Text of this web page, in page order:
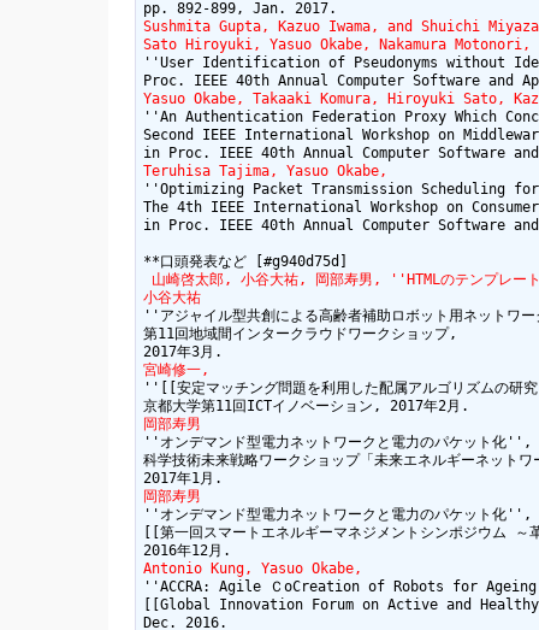
Sushmita Gupta, Kazuo Iwama, and Shuichi
Sato Hiroyuki, Yasuo Okabe, Nakamura Motonori,
''User Identification of Pseudonyms without
Yasuo Okabe, Takaaki Komura, Hiroyuki Sato,
''An Authentication Federation Proxy Which
Second IEEE International Workshop on
Teruhisa Tajima, Yasuo Okabe,
''Optimizing Packet Transmission Scheduling
The 4th IEEE International Workshop on
in Proc. IEEE 40th Annual Computer Software
山崎啓太郎, 小谷大祐, 岡部寿男, ''HTMLのテンプ
小谷大祐
''アジャイル型共創による高齢者補助ロボット用ネットワ
第11回地域間インタークラウドワークショップ,
宮崎修一,
''[[安定マッチング問題を利用した配属アルゴリ
岡部寿男
''オンデマンド型電力ネットワークと電力のパケット化'',
科学技術未来戦略ワークショップ「未来エネルギーネット
岡部寿男
''オンデマンド型電力ネットワークと電力のパケット化'',
[[第一回スマートエネルギーマネジメントシンポジ
Antonio Kung, Yasuo Okabe,
''ACCRA: Agile ＣoCreation of Robots for
[[Global Innovation Forum on Active and